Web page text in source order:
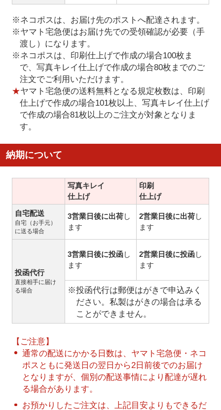
※ネコポスは、お届け先のポストへ配達されます。
※ヤマト宅急便はお届け先での受領確認が必要（手
渡し）になります。
※ネコポスは、印刷仕上げで作成の場合100枚ま
で、写真キレイ仕上げで作成の場合80枚までのご
注文でご利用いただけます。
★ヤマト宅急便の送料無料となる規定枚数は、印刷
仕上げで作成の場合101枚以上、写真キレイ仕上げ
で作成の場合81枚以上のご注文が対象となりま
す。
納期について
写真キレイ
仕上げ
印刷
仕上げ
自宅配送
自宅（お手元）
に送る場合
3営業日後に出荷し
ます
2営業日後に出荷し
ます
投函代行
直接相手に届け
る場合
3営業日後に投函し
ます
2営業日後に投函し
ます
※投函代行は郵便はがきで申込みく
ださい。私製はがきの場合は承る
ことができません。
【ご注意】
通常の配送にかかる日数は、ヤマト宅急便・ネコ
ポスともに発送日の翌日から2日前後でのお届け
となりますが、個別の配送事情により配達が遅れ
る場合があります。
お預かりしたご注文は、上記目安よりもできるだ